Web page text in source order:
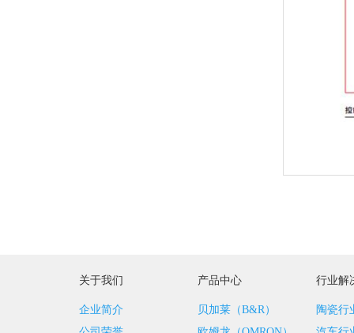
关于我们
企业简介
产品中心
贝加莱（B&R）
行业解
陶瓷行